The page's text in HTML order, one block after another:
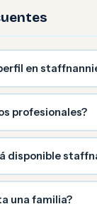
en
profesionales?
disponible
una familia?